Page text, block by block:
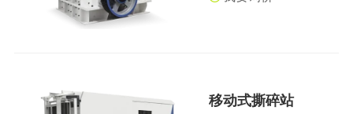
移动式撕碎站